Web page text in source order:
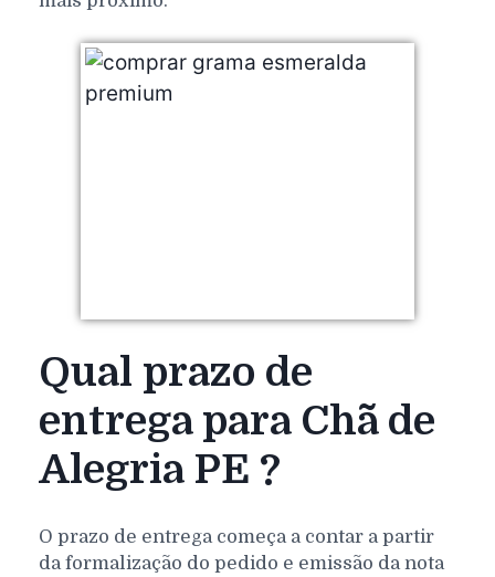
Qual prazo de
entrega para Chã de
Alegria PE ?
O prazo de entrega começa a contar a partir
da formalização do pedido e emissão da nota